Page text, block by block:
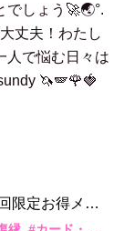
しょう🚀🌏°.
丈夫！わたし
人で悩む日々は
🦄🪽🌹🍓
限定お得メニ